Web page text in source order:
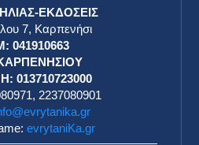
ΕΚΔΟΣΕΙΣ
7, Καρπενήσι
041910663
013710723000
2237080901
evrytaniKa.gr